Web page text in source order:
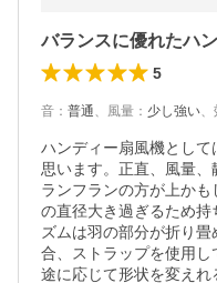
バランスに優れたハ
5
音 ： 普通、 風量 ： 少し強い、
ハンディー扇風機とし
思います。正直、風量
ランフランの方が上か
の直径大き過ぎるため持
ズムは羽の部分が折り
合、ストラップを使用
途に応じて形状を変えれ